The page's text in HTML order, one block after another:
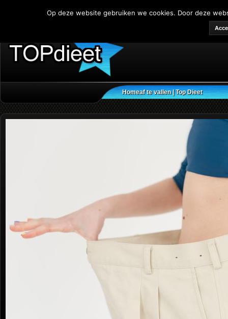
Homeaf te vallen | Top Dieet
Op deze website gebruiken we cookies. Door deze